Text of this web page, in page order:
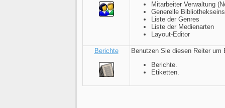
Mitarbeiter Verwaltung
Generelle
Liste der Genres
Liste der Medienarten
Layout-Editor
Berichte
Benutzen Sie diesen Reiter
Berichte.
Etiketten.